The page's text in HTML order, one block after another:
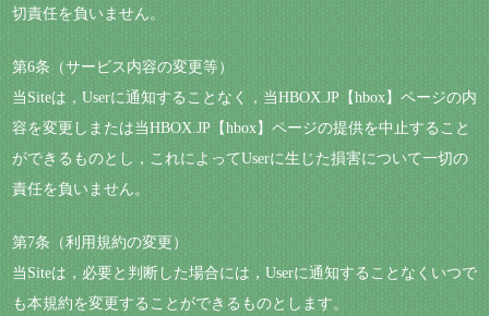
切責任を負いません。
第6条（サービス内容の変更等）
当Siteは，Userに通知することなく，当HBOX.JP【hbox】ページの内
容を変更しまたは当HBOX.JP【hbox】ページの提供を中止すること
ができるものとし，これによってUserに生じた損害について一切の
責任を負いません。
第7条（利用規約の変更）
当Siteは，必要と判断した場合には，Userに通知することなくいつで
も本規約を変更することができるものとします。